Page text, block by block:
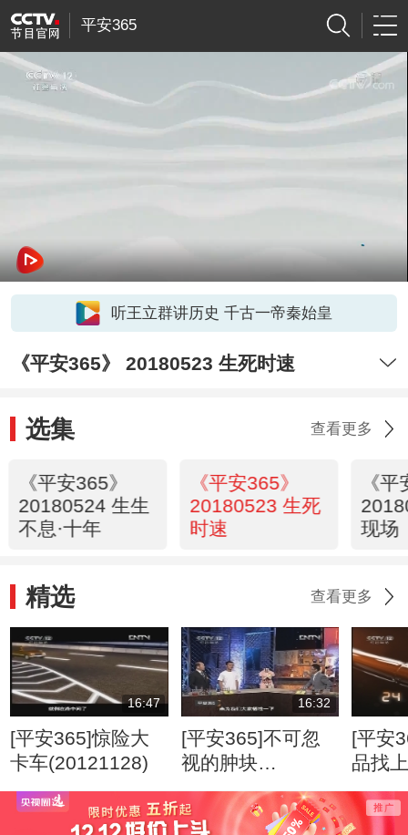
平安365
听王立群讲历史 千古一帝秦始皇
《平安365》 20180523 生死时速
选集 查看更多
《平安365》
20180524 生生
不息·十年
《平安365》
20180523 生死
时速
《
现场
精选 查看更多
16:47
[平安365]惊险大
卡车(20121128)
16:32
[平安365]不可忽
视的肿块
(20120807)
[平安
品找